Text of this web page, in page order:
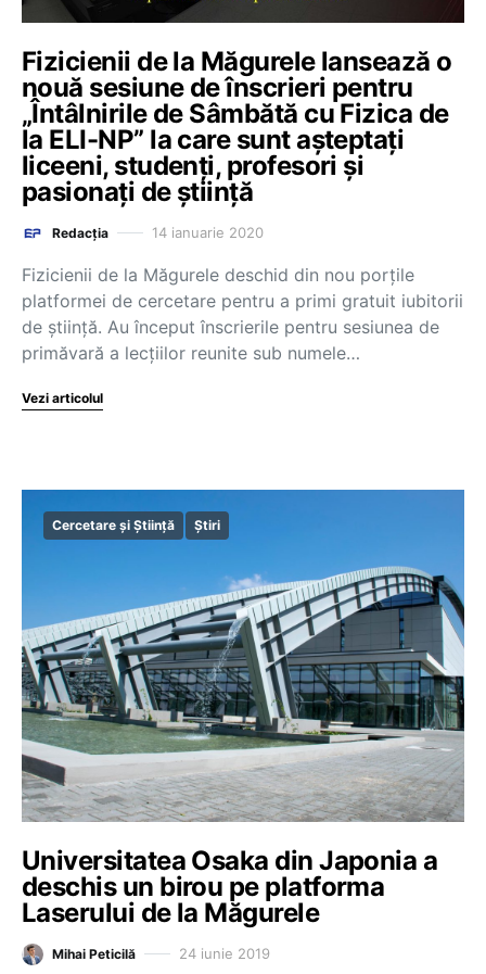
Fizicienii de la Măgurele lansează o
nouă sesiune de înscrieri pentru
„Întâlnirile de Sâmbătă cu Fizica de
la ELI-NP” la care sunt așteptați
liceeni, studenți, profesori și
pasionați de știință
Redacția 14 ianuarie 2020
Fizicienii de la Măgurele deschid din nou porțile
platformei de cercetare pentru a primi gratuit iubitorii
de știință. Au început înscrierile pentru sesiunea de
primăvară a lecțiilor reunite sub numele…
Vezi articolul
Cercetare și Știință Știri
Universitatea Osaka din Japonia a
deschis un birou pe platforma
Laserului de la Măgurele
Mihai Peticilă 24 iunie 2019